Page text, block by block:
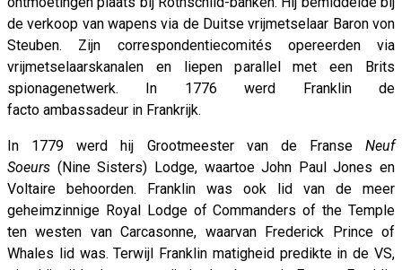
de verkoop van wapens via de Duitse vrijmetselaar Baron von
Steuben. Zijn correspondentiecomités opereerden via
vrijmetselaarskanalen en liepen parallel met een Brits
spionagenetwerk. In 1776 werd Franklin de
facto ambassadeur in Frankrijk.
In 1779 werd hij Grootmeester van de Franse Neuf
Soeurs (Nine Sisters) Lodge, waartoe John Paul Jones en
Voltaire behoorden. Franklin was ook lid van de meer
geheimzinnige Royal Lodge of Commanders of the Temple
ten westen van Carcasonne, waarvan Frederick Prince of
Whales lid was. Terwijl Franklin matigheid predikte in de VS,